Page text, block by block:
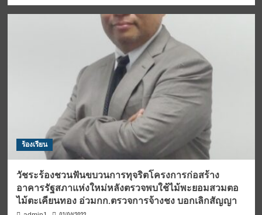
ร้องเรียน
วัชระร้องชวนฟันขบวนการทุจริตโครงการก่อสร้าง
อาคารรัฐสภาแห่งใหม่หลังตรวจพบใช้ไม้พะยอมสวมตอ
ไม้ตะเคียนทอง อ่วมกก.ตรวจการจ้างชง บอกเลิกสัญญา